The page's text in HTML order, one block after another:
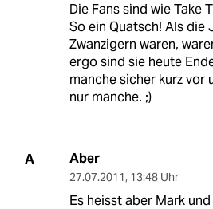
Die Fans sind wie Take
So ein Quatsch! Als die
Zwanzigern waren,
ergo sind sie heute
manche sicher kurz vor
nur manche. ;)
A Aber
27.07.2011, 13:48 Uhr
Es heisst aber Mark